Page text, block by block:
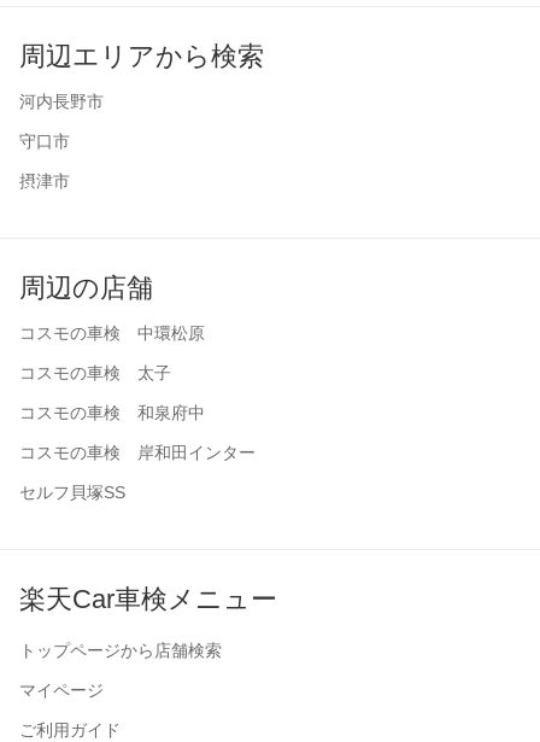
周辺エリアから検索
河内長野市
守口市
摂津市
周辺の店舗
コスモの車検 中環松原
コスモの車検 太子
コスモの車検 和泉府中
コスモの車検 岸和田インター
セルフ貝塚SS
楽天Car車検メニュー
トップページから店舗検索
マイページ
ご利用ガイド